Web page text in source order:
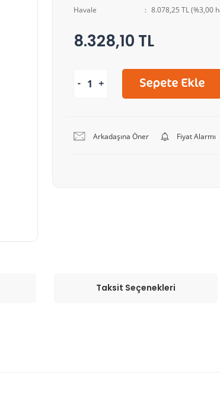
Havale
8.078,25 TL (%3,00
8.328,10 TL
Arkadaşına Öner Fiyat Alarmı
Taksit Seçenekleri